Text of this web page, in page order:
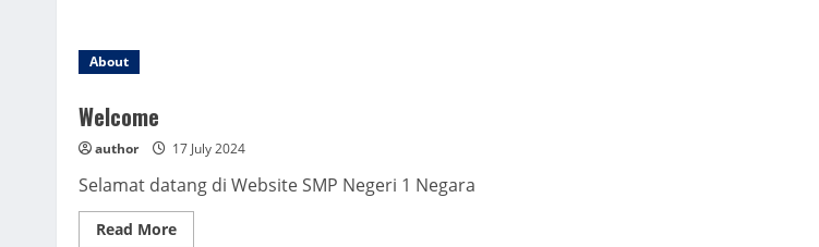
About
Welcome
author 17 July 2024
Selamat datang di Website SMP Negeri 1 Negara
Read MoreRead